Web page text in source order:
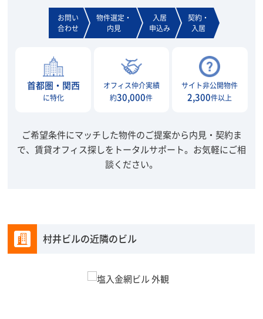
お問い
合わせ
物件選定・
内見
入居
申込み
契約・
入居
首都圏・関西
に特化
オフィス仲介実績
約30,000件
サイト非公開物件
2,300件以上
ご希望条件にマッチした物件のご提案から内見・契約ま
で、賃貸オフィス探しをトータルサポート。 お気軽にご相
談ください。
村井ビルの近隣のビル